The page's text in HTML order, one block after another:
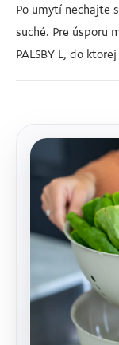
Po umytí nechajte
suché. Pre úsporu
PALSBY L, do